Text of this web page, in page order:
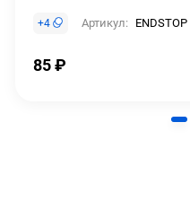
+4 Артикул: ENDSTOP
85₽